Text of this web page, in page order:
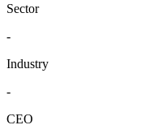
Sector
-
Industry
-
CEO